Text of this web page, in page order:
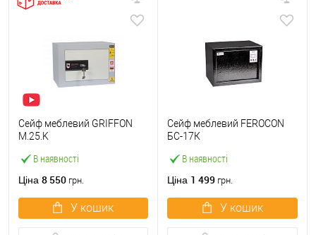
В наявності
Сейф меблевий GRIFFON
M.25.K
Ціна 8 550 грн.
У кошик
В наявності
Сейф меблевий FEROCON
БС-17К
Ціна 1 499 грн.
У кошик